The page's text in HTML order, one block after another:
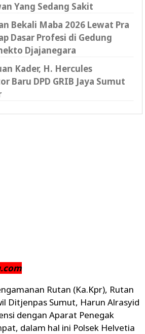
Yang Sedang Sakit
Bekali Maba 2026 Lewat Pra
Dasar Profesi di Gedung
Djajanegara
Kader, H. Hercules
Baru DPD GRIB Jaya Sumut
Rutan (Ka.Kpr), Rutan
Ditjenpas Sumut, Harun Alrasyid
dengan Aparat Penegak
dalam hal ini Polsek Helvetia